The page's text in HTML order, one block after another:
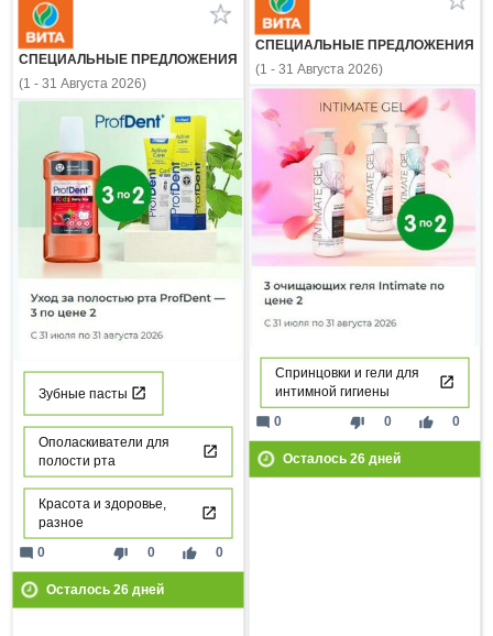
СПЕЦИАЛЬНЫЕ ПРЕДЛОЖЕНИЯ
(1 - 31 Августа 2026)
Спринцовки и гели для
интимной гигиены
thumb_down 0 thumb_up 0
mode_comment 0
Осталось 26дней
СПЕЦИАЛЬНЫЕ ПРЕДЛОЖЕНИЯ
(1 - 31 Августа 2026)
Зубные пасты
Ополаскиватели для
полости рта
Красота и здоровье,
разное
thumb_down 0 thumb_up 0
mode_comment 0
Осталось 26дней